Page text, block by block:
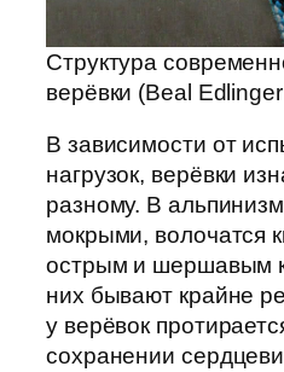
Структура
верёвки (Beal
В зависимости от
нагрузок, верёвки
разному. В
мокрыми, волочатся
острым и шершавым
них бывают крайне
у верёвок
сохранении